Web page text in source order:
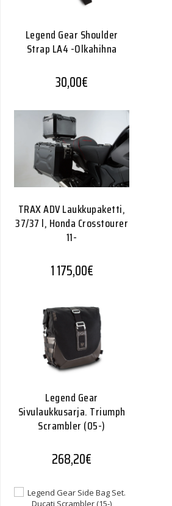
Legend Gear Shoulder
Strap LA4 -Olkahihna
30,00€
TRAX ADV Laukkupaketti,
37/37 l, Honda Crosstourer
11-
1 175,00€
Legend Gear
Sivulaukkusarja. Triumph
Scrambler (05-)
268,20€